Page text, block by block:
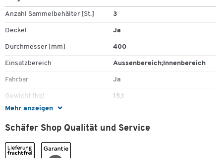
Mehr anzeigen
Anzahl Sammelbehälter [St.] 3
Deckel Ja
Durchmesser [mm] 400
Einsatzbereich Aussenbereich;Innenbereich
Fahrbar Ja
Gewicht [kg] 15,1
Griff
Höhe [mm] 960
Inhalt [l]
Schäfer Shop Qualität und Service